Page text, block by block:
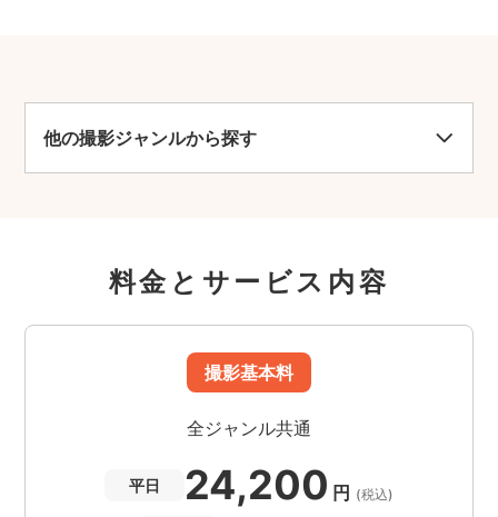
他の撮影ジャンルから探す
料金とサービス内容
撮影基本料
全ジャンル共通
平日 24,200 円 (税込)